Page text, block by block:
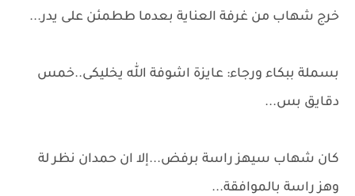
خرج شهاب من غرفة العناية بعدما ططمئن على يدر...
بسملة ببكاء ورجاء: عايزة اشوفة الله يخليكى..خمس
دقايق بس...
كان شهاب سيهز راسة برفض...إلا ان حمدان نظر لة
وهز راسة بالموافقة...